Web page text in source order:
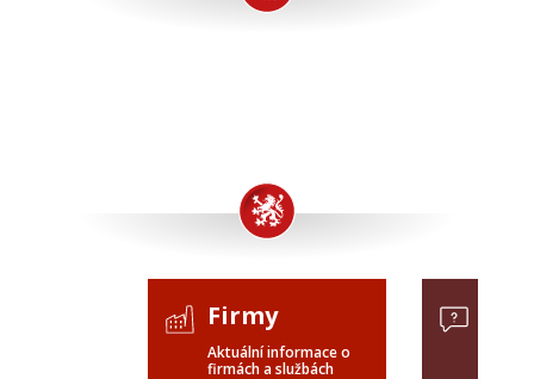
Firmy
Aktuální informace o
firmách a službách